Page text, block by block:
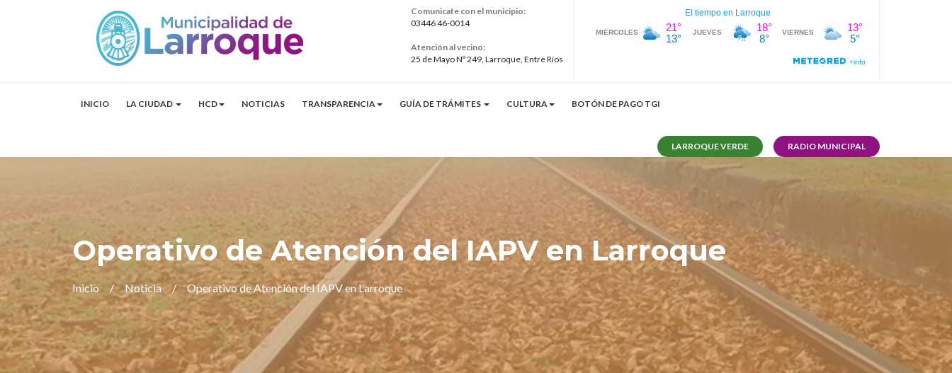
Comunicate con el municipio:
03446 46-0014
Atención al vecino:
25 de Mayo Nº 249, Larroque, Entre Ríos
INICIO LA CIUDAD HCD NOTICIAS TRANSPARENCIA GUÍA DE TRÁMITES CULTURA BOTÓN DE PAGO TGI
LARROQUE VERDE RADIO MUNICIPAL
Operativo de Atención del IAPV en Larroque
Inicio Noticia Operativo de Atención del IAPV en Larroque